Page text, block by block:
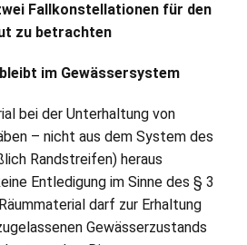
Fallkonstellationen für den
zu betrachten
im Gewässersystem
bei der Unterhaltung von
– nicht aus dem System des
Randstreifen) heraus
Entledigung im Sinne des § 3
darf zur Erhaltung
Gewässerzustands